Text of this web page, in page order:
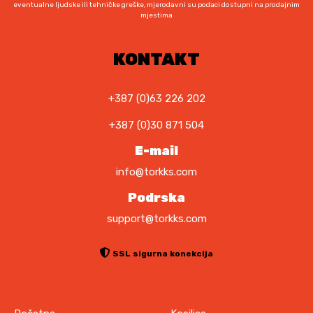
eventualne ljudske ili tehničke greške, mjerodavni su podaci dostupni na prodajnim
mjestima
KONTAKT
+387 (0)63 226 202
+387 (0)30 871 504
E-mail
info@torkks.com
Podrska
support@torkks.com
SSL sigurna konekcija